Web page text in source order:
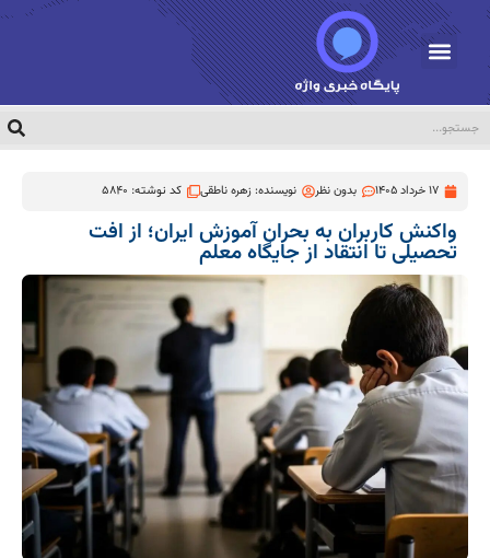
17 خرداد 1405 بدون نظر نویسنده:زهره ناطقی کد نوشته: 5840
واکنش کاربران به بحران آموزش ایران؛ از افت
تحصیلی تا انتقاد از جایگاه معلم